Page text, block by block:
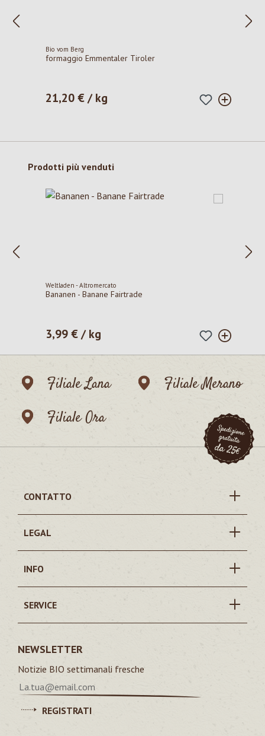
Bio vom Berg
formaggio Emmentaler Tiroler
Prezzo normale:
21,20 € / kg
Salta la galleria dei prodotti
Prodotti più venduti
Weltladen - Altromercato
Bananen - Banane Fairtrade
Prezzo normale:
3,99 € / kg
Filiale Lana
Filiale Merano
Filiale Ora
CONTATTO
LEGAL
INFO
SERVICE
NEWSLETTER
Notizie BIO settimanali fresche
REGISTRATI